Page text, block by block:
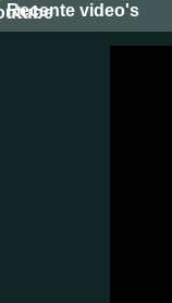
Recente video's